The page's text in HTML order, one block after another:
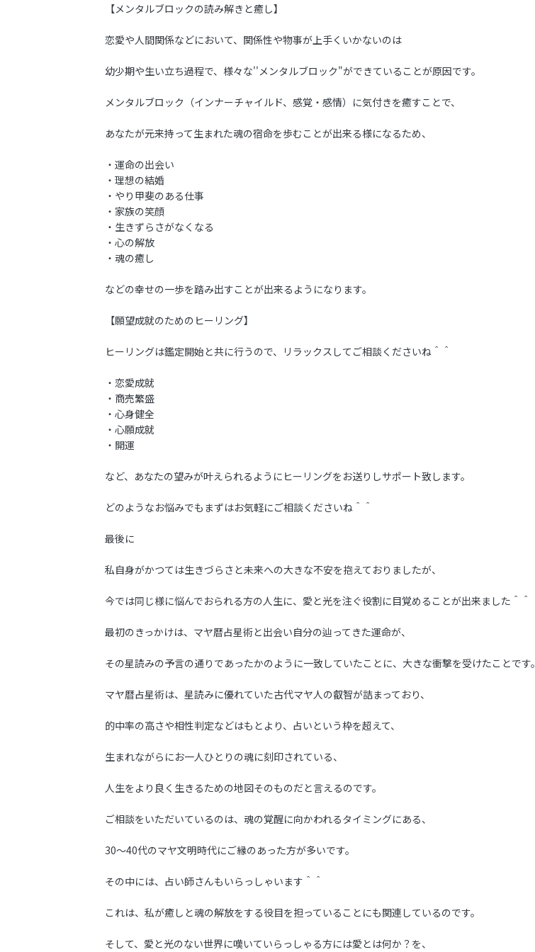
【メンタルブロックの読み解きと癒し】
恋愛や人間関係などにおいて、関係性や物事が上手くいかないのは
幼少期や生い立ち過程で、様々な''メンタルブロック"ができていることが原因です。
メンタルブロック（インナーチャイルド、感覚・感情）に気付きを癒すことで、
あなたが元来持って生まれた魂の宿命を歩むことが出来る様になるため、
・運命の出会い
・理想の結婚
・やり甲斐のある仕事
・家族の笑顔
・生きずらさがなくなる
・心の解放
・魂の癒し
などの幸せの一歩を踏み出すことが出来るようになります。
【願望成就のためのヒーリング】
ヒーリングは鑑定開始と共に行うので、リラックスしてご相談くださいね＾＾
・恋愛成就
・商売繁盛
・心身健全
・心願成就
・開運
など、あなたの望みが叶えられるようにヒーリングをお送りしサポート致します。
どのようなお悩みでもまずはお気軽にご相談くださいね＾＾
最後に
私自身がかつては生きづらさと未来への大きな不安を抱えておりましたが、
今では同じ様に悩んでおられる方の人生に、愛と光を注ぐ役割に目覚めることが出来ました＾＾
最初のきっかけは、マヤ暦占星術と出会い自分の辿ってきた運命が、
その星読みの予言の通りであったかのように一致していたことに、大きな衝撃を受けたことです。
マヤ暦占星術は、星読みに優れていた古代マヤ人の叡智が詰まっており、
的中率の高さや相性判定などはもとより、占いという枠を超えて、
生まれながらにお一人ひとりの魂に刻印されている、
人生をより良く生きるための地図そのものだと言えるのです。
ご相談をいただいているのは、魂の覚醒に向かわれるタイミングにある、
30〜40代のマヤ文明時代にご縁のあった方が多いです。
その中には、占い師さんもいらっしゃいます＾＾
これは、私が癒しと魂の解放をする役目を担っていることにも関連しているのです。
そして、愛と光のない世界に嘆いていらっしゃる方には愛とは何か？を、